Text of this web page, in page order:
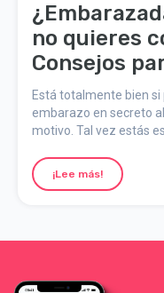
no quieres
Consejos
mantenerlo
el primer
Está totalmente bien
embarazo en secreto
motivo. Tal vez estás
no es el momento.
para mantenerlo en
¡Lee más!